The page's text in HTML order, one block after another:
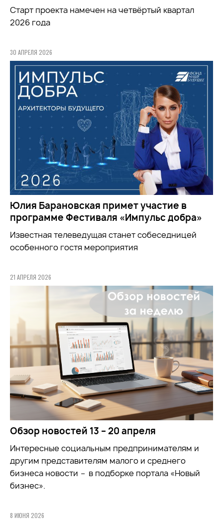
Старт проекта намечен на четвёртый квартал
2026 года
30 АПРЕЛЯ 2026
Юлия Барановская примет участие в
программе Фестиваля «Импульс добра»
Известная телеведущая станет собеседницей
особенного гостя мероприятия
21 АПРЕЛЯ 2026
Обзор новостей 13 – 20 апреля
Интересные социальным предпринимателям и
другим представителям малого и среднего
бизнеса новости – в подборке портала «Новый
бизнес».
8 ИЮНЯ 2026